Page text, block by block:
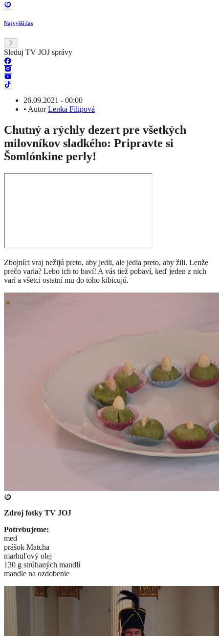
Najvyšší čas
Sleduj TV JOJ správy
26.09.2021 - 00:00
• AutorLenka Filipová
Chutný a rýchly dezert pre všetkých
milovníkov sladkého: Pripravte si
Šomlónkine perly!
Zbojníci vraj nežijú preto, aby jedli, ale jedia preto, aby žili. Lenže
prečo varia? Lebo ich to baví! A vás tiež pobaví, keď jeden z nich
varí a všetci ostatní mu do toho kibicujú.
Zdroj fotky TV JOJ
Potrebujeme:
med
prášok Matcha
marhuľový olej
130 g strúhaných mandlí
mandle na ozdobenie